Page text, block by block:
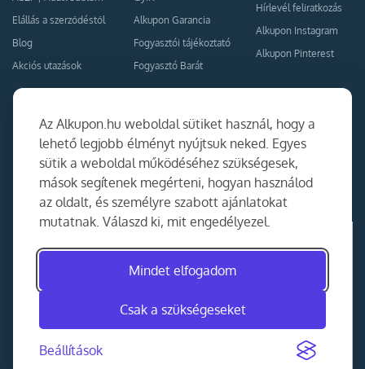
Az Alkupon.hu weboldal sütiket használ, hogy a
lehető legjobb élményt nyújtsuk neked. Egyes
sütik a weboldal működéséhez szükségesek,
mások segítenek megérteni, hogyan használod
az oldalt, és személyre szabott ajánlatokat
mutatnak. Válaszd ki, mit engedélyezel.
Mindet elfogadom
Csak a szükségeseket
Beállítások
Elállás a szerződéstől
Blog
Akciós utazások
Alkupon Garancia
Fogyasztói tájékoztató
Fogyasztó Barát
Hírlevél feliratkozás
Alkupon Instagram
Alkupon Pinterest
Együttműködés
Kapcsolat
Ajánlj nekünk!
Partner Belépés